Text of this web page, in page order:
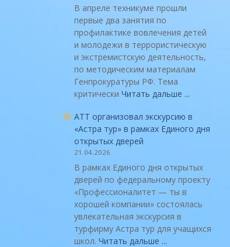
В апреле техникуме прошли
первые два занятия по
профилактике вовлечения детей
и молодежи в террористическую
и экстремистскую деятельность,
по методическим материалам
Генпрокуратуры РФ. Тема
критически Читать дальше ...
АТТ организовал экскурсию в
«Астра тур» в рамках Единого дня
открытых дверей
21.04.2026
В рамках Единого дня открытых
дверей по федеральному проекту
«Профессионалитет — ты в
хорошей компании» состоялась
увлекательная экскурсия в
турфирму Астра тур для учащихся
школ. Читать дальше ...